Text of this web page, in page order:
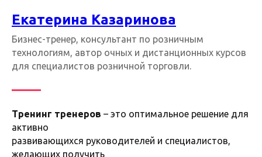
Екатерина Казаринова
Бизнес-тренер, консультант по розничным
технологиям, автор очных и дистанционных курсов
для специалистов розничной торговли​.
Тренинг тренеров – это оптимальное решение для
активно
развивающихся руководителей и специалистов,
желающих получить